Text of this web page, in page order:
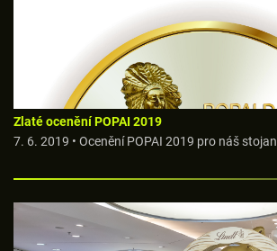
Zlaté ocenění POPAI 2019
7. 6. 2019 • Ocenění POPAI 2019 pro náš stojan